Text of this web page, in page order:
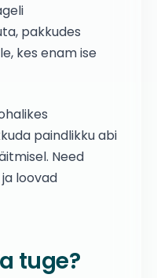
pakkudes
kes enam ise
paindlikku abi
Need
loovad
tuge?